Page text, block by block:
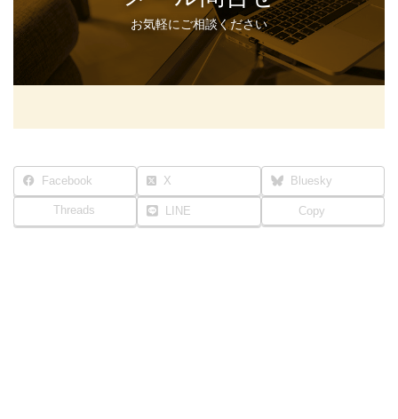
お気軽にご相談ください
Facebook X Bluesky
Threads LINE Copy